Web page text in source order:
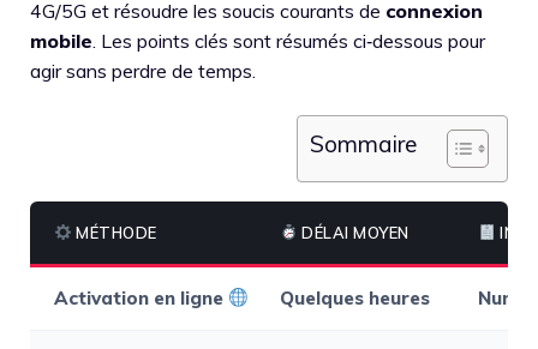
4G/5G et résoudre les soucis courants de connexion
mobile. Les points clés sont résumés ci‑dessous pour
agir sans perdre de temps.
Sommaire
MÉTHODE DÉLAI MOYEN
Activation en ligne Quelques heures